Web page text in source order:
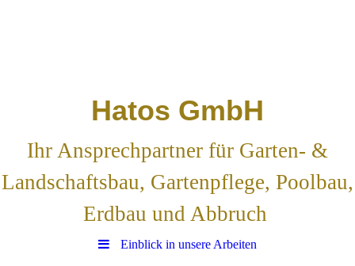
Hatos GmbH
Ihr Ansprechpartner für Garten- &
Landschaftsbau, Gartenpflege, Poolbau,
Erdbau und Abbruch
Einblick in unsere Arbeiten